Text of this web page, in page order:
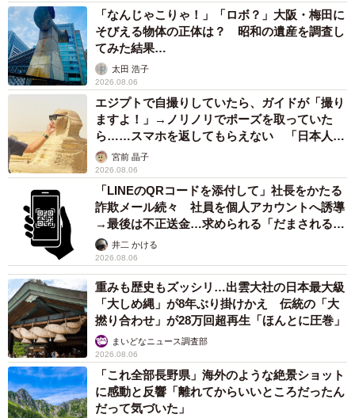
「なんじゃこりゃ！」「ロボ？」大阪・梅田に
そびえる物体の正体は？ 昭和の遺産を調査し
てみた結果…
太田 浩子
2026.08.06
エジプトで自撮りしていたら、ガイドが「撮り
ますよ！」→ノリノリでポーズを取っていた
ら……スマホを返してもらえない 「日本人は
カモ代表かも」「私は6時間で3万円払った」
宮前 晶子
2026.08.06
「LINEのQRコードを添付して」社長をかたる
詐欺メール続々 社員を個人アカウントへ誘導
→最後は不正送金…求められる「だまされる前
提」の対策
井二 かける
2026.08.06
重みも歴史もズッシリ…出雲大社の日本最大級
「大しめ縄」が8年ぶり掛けかえ 伝統の「大
撚り合わせ」が28万回超再生「ほんとに圧巻」
まいどなニュース調査部
2026.08.06
「これ全部長野県」海外のような絶景ショット
に感動と反響「離れてからいいところだったん
だって気づいた」